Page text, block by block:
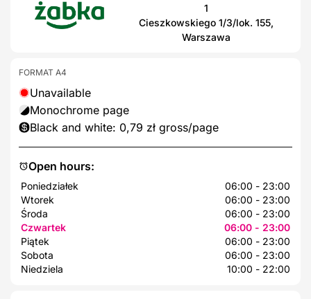
1
Cieszkowskiego 1/3/lok. 155,
Warszawa
Open hours:
Poniedziałek
06:00 - 23:00
Wtorek
06:00 - 23:00
Środa
06:00 - 23:00
Czwartek
06:00 - 23:00
Piątek
06:00 - 23:00
Sobota
06:00 - 23:00
Niedziela
10:00 - 22:00
FORMAT A4
Unavailable
Monochrome page
Black and white: 0,79 zł gross/page